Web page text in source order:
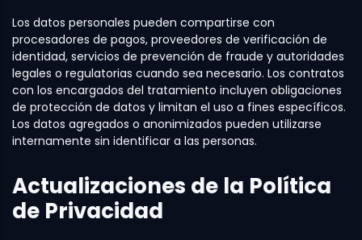
Los datos personales pueden compartirse con
procesadores de pagos, proveedores de verificación de
identidad, servicios de prevención de fraude y autoridades
legales o regulatorias cuando sea necesario. Los contratos
con los encargados del tratamiento incluyen obligaciones
de protección de datos y limitan el uso a fines específicos.
Los datos agregados o anonimizados pueden utilizarse
internamente sin identificar a las personas.
Actualizaciones de la Política
de Privacidad